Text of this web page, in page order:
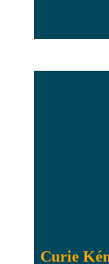
Curie